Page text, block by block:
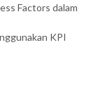
Factors dalam
KPI